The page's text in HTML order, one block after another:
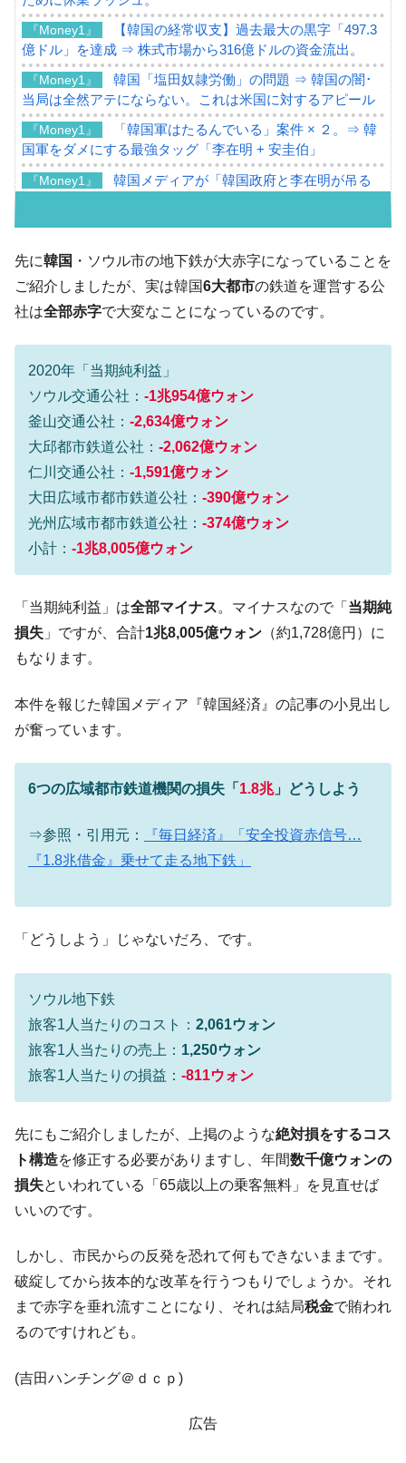
『Money1』
【韓国の経常収支】過去最大の黒字「497.3
億ドル」を達成 ⇒ 株式市場から316億ドルの資金流出。
『Money1』
韓国「塩田奴隷労働」の問題 ⇒ 韓国の闇･
当局は全然アテにならない。これは米国に対するアピール
『Money1』
「韓国軍はたるんでいる」案件 × ２。⇒ 韓
国軍をダメにする最強タッグ「李在明 + 安圭伯」
『Money1』
韓国メディアが「韓国政府と李在明が吊る
『Money1』
韓国07月･物価指数「2.8％」に低下 ⇒ 実は
コアコアは上がった。
『Money1』
韓国･猛暑でソウル市全域「猛暑重大警報」
発令。李在明「猛暑・干ばつ対処状況点検会議」
07月販売台数は去年のほぼ半分「71台」しか売れなかっ
た。『起亜』は9台だけ
『Money1』
韓国「信用赦免を何回やっても、何回やっ
ても」⇒ 257万人赦免したのに60万人がまた延滞者に転
落！
『Money1』
韓国K9専用砲弾･装薬自動供給装甲車両･珍
兵器「K10」が改良に乗り出す。
『Money1』
韓国「2026年07月の輸出入」絶好調。半導
体だけで410億ドル、輸出全体の41％もある
【韓国の外貨準備】2026年07月は4,279億ド
ル。外平債の発行「19.4億ドル」
『Money1』
『Money1』
言。
だ。
す」⇒「金を経由するドル入手」手段ではないのか？
『Money1』
韓国･外為取引量「1日当たり1,214.4億ド
い「50.5％」に上昇
『Money1』
韓国大統領府ボンクラ政策室長が告発され
た ⇒ 国家が行った恐るべき株価操作であり、空前の国政壟
断
『Money1』
韓国･警察職員が「丸刈りになって抗議活
動」
『Money1』
韓国製造業「半導体絶好調」のウラで他業
種は全般的「不調」⇒ PSIが示す現況は決して良くない。
『Money1』
【米韓激突案件】韓国消費者院が『クーパ
ン』1人当たり賠償10万ウォンを認定 ⇒ 総額3兆7,000億
『Money1』
韓国型イージス搭載の次世代駆逐艦
「KDDX」1番艦、2032年竣工と公示
に韓国がいっちょがみしたのでは。
『Money1』
韓国政府『BYD』車への補助金を全廃 ⇒ 実
は韓国で『BYD』車は売れている。6カ月で対前年同期比
先に韓国 ・ソウル市の地下鉄が大赤字になっていることを
ご紹介しましたが、実は韓国6大都市の鉄道を運営する公
社は全部赤字で大変なことになっているのです。
2020年「当期純利益」
ソウル交通公社： -1兆954億ウォン
釜山交通公社： -2,634億ウォン
大邱都市鉄道公社： -2,062億ウォン
仁川交通公社： -1,591億ウォン
大田広域市都市鉄道公社： -390億ウォン
光州広域市都市鉄道公社： -374億ウォン
小計： -1兆8,005億ウォン
「当期純利益」は全部マイナス。マイナスなので「 当期純
損失 」ですが、合計1兆8,005億ウォン （約1,728億円）に
もなります。
本件を報じた韓国メディア『韓国経済』の記事の小見出し
が奮っています。
6つの広域都市鉄道機関の損失「 1.8兆」どうしよう
⇒参照・引用元：
『毎日経済』「安全投資赤信号…
『1.8兆借金』乗せて走る地下鉄」
「どうしよう」じゃないだろ、です。
ソウル地下鉄
旅客1人当たりのコスト： 2,061ウォン
旅客1人当たりの売上： 1,250ウォン
旅客1人当たりの損益： -811ウォン
先にもご紹介しましたが、上掲のような絶対損をするコス
ト構造を修正する必要がありますし、年間数千億ウォンの
損失といわれている「65歳以上の乗客無料」を見直せば
いいのです。
しかし、市民からの反発を恐れて何もできないままです。
破綻してから抜本的な改革を行うつもりでしょうか。それ
まで赤字を垂れ流すことになり、それは結局税金で賄われ
るのですけれども。
(吉田ハンチング＠ｄｃｐ)
広告